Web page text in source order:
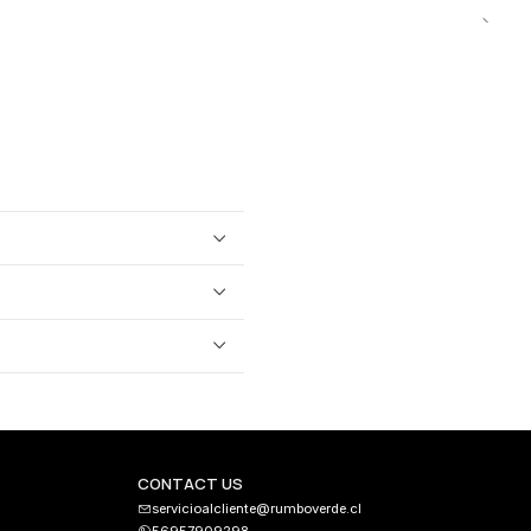
CONTACT US
servicioalcliente@rumboverde.cl